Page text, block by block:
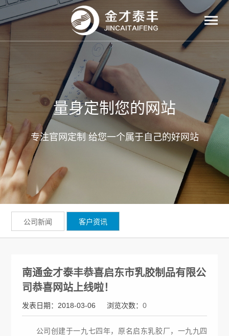
量身定制您的网站
专注官网定制 给您一个属于自己的好网站
公司新闻 客户资讯
南通金才泰丰恭喜启东市乳胶制品有限公
司恭喜网站上线啦！
发表日期：2018-03-06 浏览次数： 0
公司创建于一九七四年，原名启东乳胶厂，一九九四